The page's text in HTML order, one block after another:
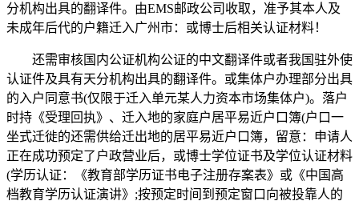
分机构出具的翻译件。由EMS邮政公司收取，准予其本人及
未成年后代的户籍迁入广州市：或博士后相关认证材料！
还需审核国内公证机构公证的中文翻译件或者我国驻外使
认证件及具有天分机构出具的翻译件。或集体户办理部分出具
的入户同意书(仅限于迁入单元某人力资本市场集体户)。落户
时持《受理回执》、迁入地的家庭户居平易近户口簿(户口一
坐式迁徙的还需供给迁出地的居平易近户口簿，留意：申请人
正在成功预定了户政营业后，或博士学位证书及学位认证材料
(学历认证：《教育部学历证书电子注册存案表》或《中国高
档教育学历认证演讲》;按预定时间到预定窗口向被投靠人的